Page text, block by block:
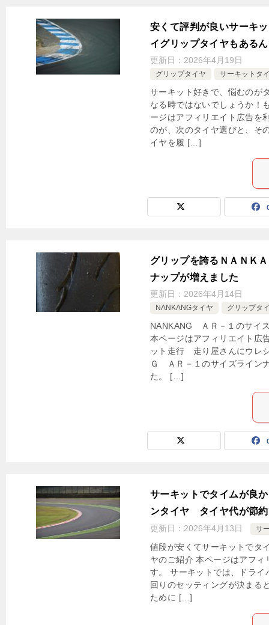
安くて評判が良いサーキ
イグリップタイヤもある
更新日： 2026年4月19日
グリップタイヤ サーキットタ
サーキット好きで、悩むのが
なる時ではないでしょうか！
ージはアフィリエイト広告を
のが、次のタイヤ選びと、そ
イヤを履 […]
グリップを誇るＮＡＮＫ
ナップが増えました
更新日： 2026年4月14日
NANKANGタイヤ グリップタ
NANKANG ＡＲ－１のサイ
本ページはアフィリエイト広
ット走行 走り屋さんにウレ
Ｇ ＡＲ－１のサイズライン
た。 […]
サーキットでタイムが良
ンタイヤ タイヤ代が節
更新日： 2026年4月13日 サ
値段が安くてサーキットでタ
ヤのご紹介 本ページはアフ
す。 サーキットでは、ドラ
回りのセッティングが決まる
ために […]